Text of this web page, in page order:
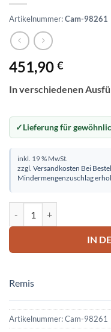
Artikelnummer:Cam-98261
451,90 €
In verschiedenen
Lieferung für
inkl. 19 % MwSt.
zzgl. Versandkosten Bei
Mindermengenzuschlag
IN
Remis
Artikelnummer:Cam-98261